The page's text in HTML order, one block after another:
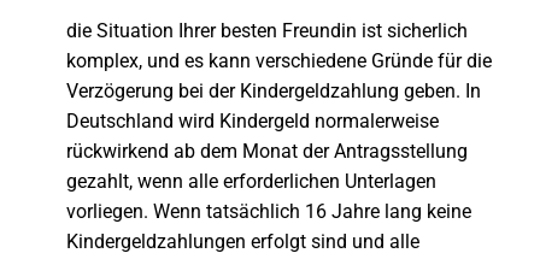
die Situation Ihrer besten Freundin ist sicherlich
komplex, und es kann verschiedene Gründe für die
Verzögerung bei der Kindergeldzahlung geben. In
Deutschland wird Kindergeld normalerweise
rückwirkend ab dem Monat der Antragsstellung
gezahlt, wenn alle erforderlichen Unterlagen
vorliegen. Wenn tatsächlich 16 Jahre lang keine
Kindergeldzahlungen erfolgt sind und alle